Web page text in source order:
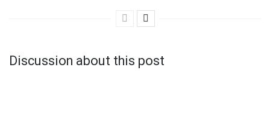
Discussion about this post